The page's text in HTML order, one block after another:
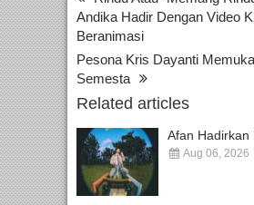
Andika Hadir Dengan Video
Beranimasi
Pesona Kris Dayanti
Semesta
Related articles
Afan Hadirkan
Aug 06, 2026